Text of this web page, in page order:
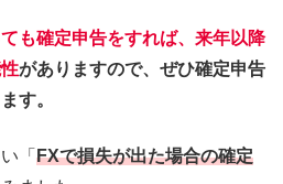
も確定申告をすれば、 来年以降
がありますので、ぜひ確定申告
す。
「 FXで損失が出た場合の確定